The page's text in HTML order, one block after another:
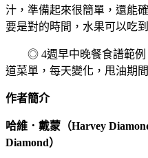
汁，準備起來很簡單，還能
要是對的時間，水果可以吃
◎ 4週早中晚餐食譜範例，
道菜單，每天變化，甩油期
作者簡介
哈維．戴蒙（Harvey
Diamond）